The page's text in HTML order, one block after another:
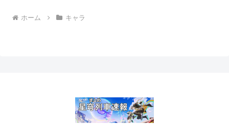
ホーム キャラ